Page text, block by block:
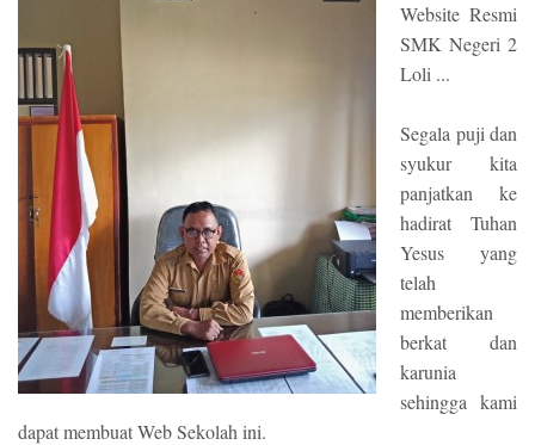
Website Resmi
SMK Negeri 2
Loli ...
Segala puji dan
syukur kita
panjatkan ke
hadirat Tuhan
Yesus yang
telah
memberikan
berkat dan
karunia
sehingga kami
dapat membuat Web Sekolah ini.